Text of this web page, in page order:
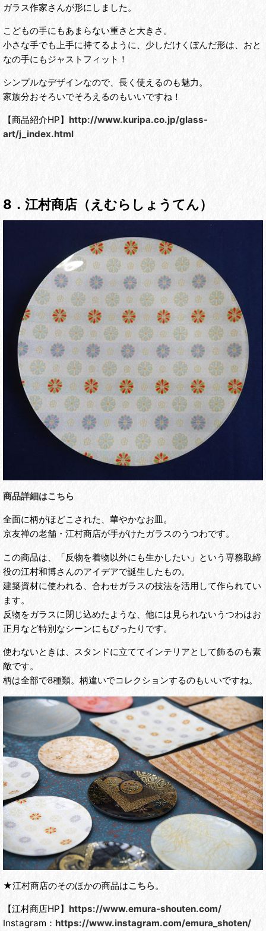
ガラス作家さんが形にしました。
こどもの手にもあまらない重さと大きさ。
小さな手でも上手に持てるように、少しだけくぼんだ形は、おと
なの手にもジャストフィット！
シンプルなデザインなので、長く使えるのも魅力。
家族分おそろいでそろえるのもいいですね！
【商品紹介HP】 http://www.kuripa.co.jp/glass-
art/j_index.html
8．江村商店（えむらしょうてん）
商品詳細はこちら
全面に柄がほどこされた、華やかなお皿。
京友禅の老舗・江村商店が手がけたガラスのうつわです。
この商品は、「反物を着物以外にも生かしたい」という専務取締
役の江村和博さんのアイデアで誕生したもの。
建築資材に使われる、合わせガラスの技法を活用して作られてい
ます。
反物をガラスに閉じ込めたような、他には見られないうつわはお
正月など特別なシーンにもぴったりです。
使わないときは、スタンドに立ててインテリアとして飾るのも素
敵です。
柄は全部で8種類。柄違いでコレクションするのもいいですね。
★江村商店のそのほかの商品はこちら。
【江村商店HP】 https://www.emura-shouten.com/
Instagram： https://www.instagram.com/emura_shoten/